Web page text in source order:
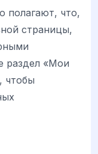
полагают, что,
страницы,
раздел «Мои
чтобы